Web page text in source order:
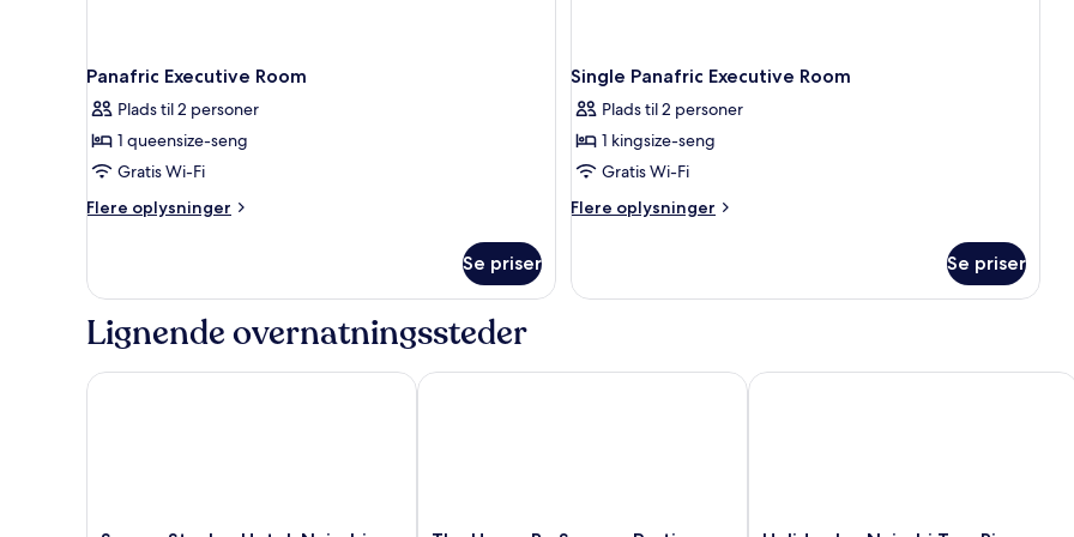
Panafric Executive Room
Plads til 2 personer
1 queensize-seng
Gratis Wi-Fi
Flere oplysninger
Flere
Executive
Se priser
Single Panafric Executive Room
Plads til 2 personer
1 kingsize-seng
Gratis Wi-Fi
Flere oplysninger
Flere
Panafric
Se priser
Lignende overnatningssteder
Sarova Stanley Hotel, Nairobi The Heron By Sarovar Portico India Holiday Inn Nairobi Two Rivers Mall